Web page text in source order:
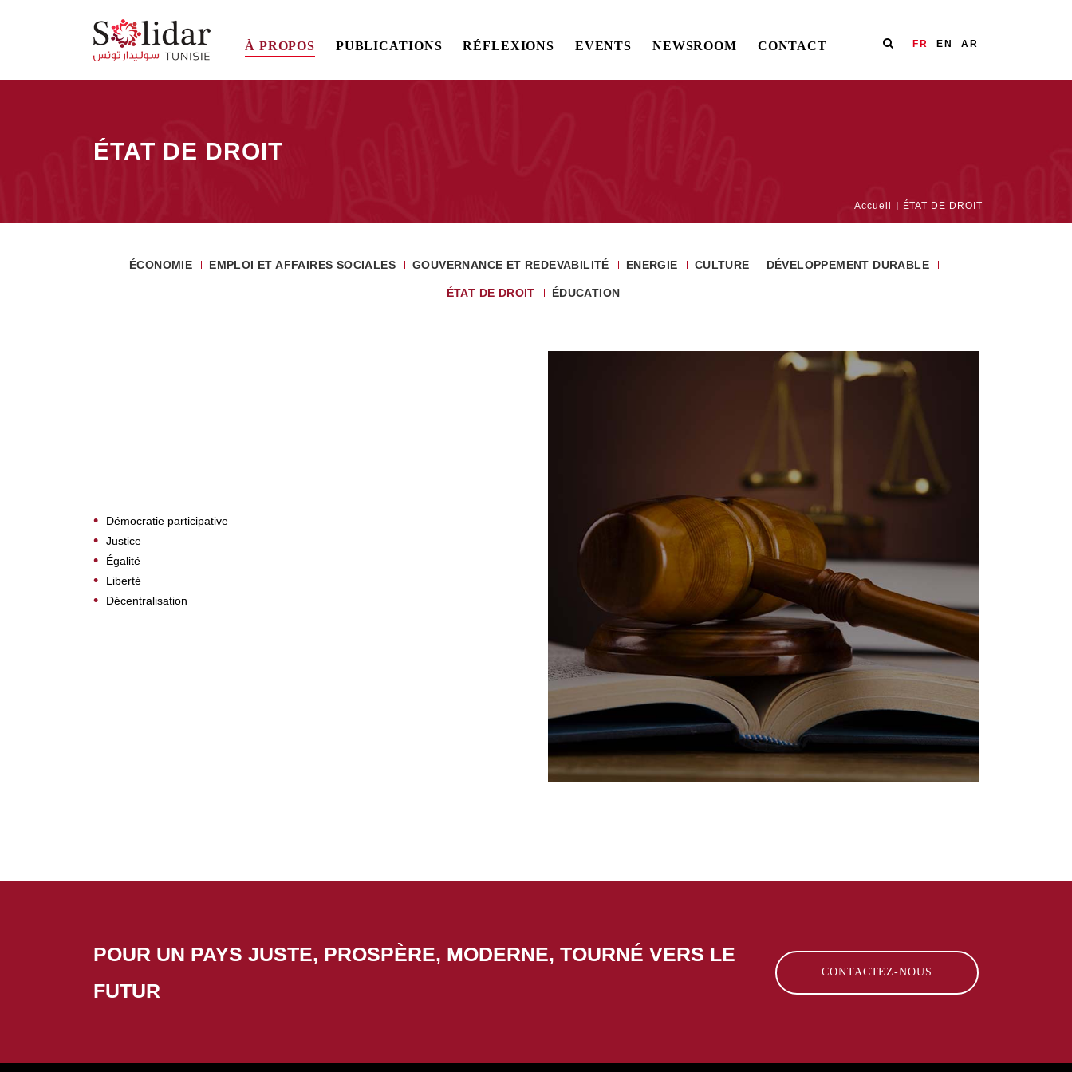
Main
À PROPOS PUBLICATIONS RÉFLEXIONS EVENTS NEWSROOM CONTACT FR EN AR
ÉTAT DE DROIT
d'Ariane
Accueil ÉTAT DE DROIT
ÉCONOMIE EMPLOI ET AFFAIRES SOCIALES GOUVERNANCE ET REDEVABILITÉ ENERGIE CULTURE DÉVELOPPEMENT DURABLE
ÉTAT DE DROIT ÉDUCATION
Démocratie participative
Justice
Égalité
Liberté
Décentralisation
POUR UN PAYS JUSTE, PROSPÈRE, MODERNE, TOURNÉ VERS LE
FUTUR
CONTACTEZ-NOUS